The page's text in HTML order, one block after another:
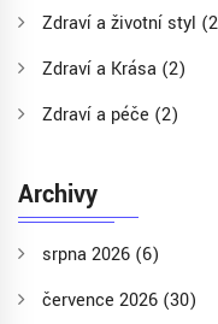
Zdraví a životní styl
Zdraví a Krása (2)
Zdraví a péče (2)
Archivy
srpna 2026 (6)
července 2026 (30)